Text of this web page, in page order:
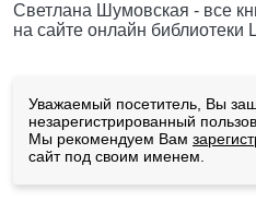
Светлана Шумовская - все
на сайте онлайн библиотеки
Уважаемый посетитель, Вы
незарегистрированный
Мы рекомендуем Вам
сайт под своим именем.